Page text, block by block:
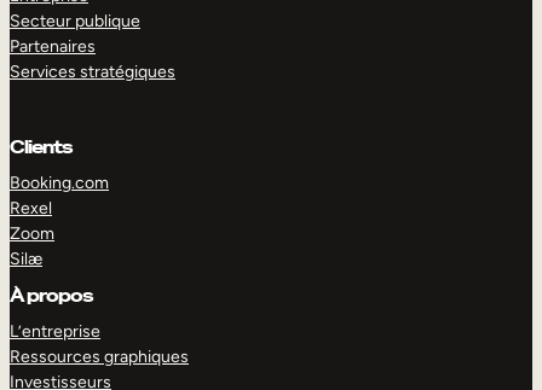
Secteur publique
Partenaires
Services stratégiques
Clients
Booking.com
Rexel
Zoom
Silæ
À propos
L’entreprise
Ressources graphiques
Investisseurs